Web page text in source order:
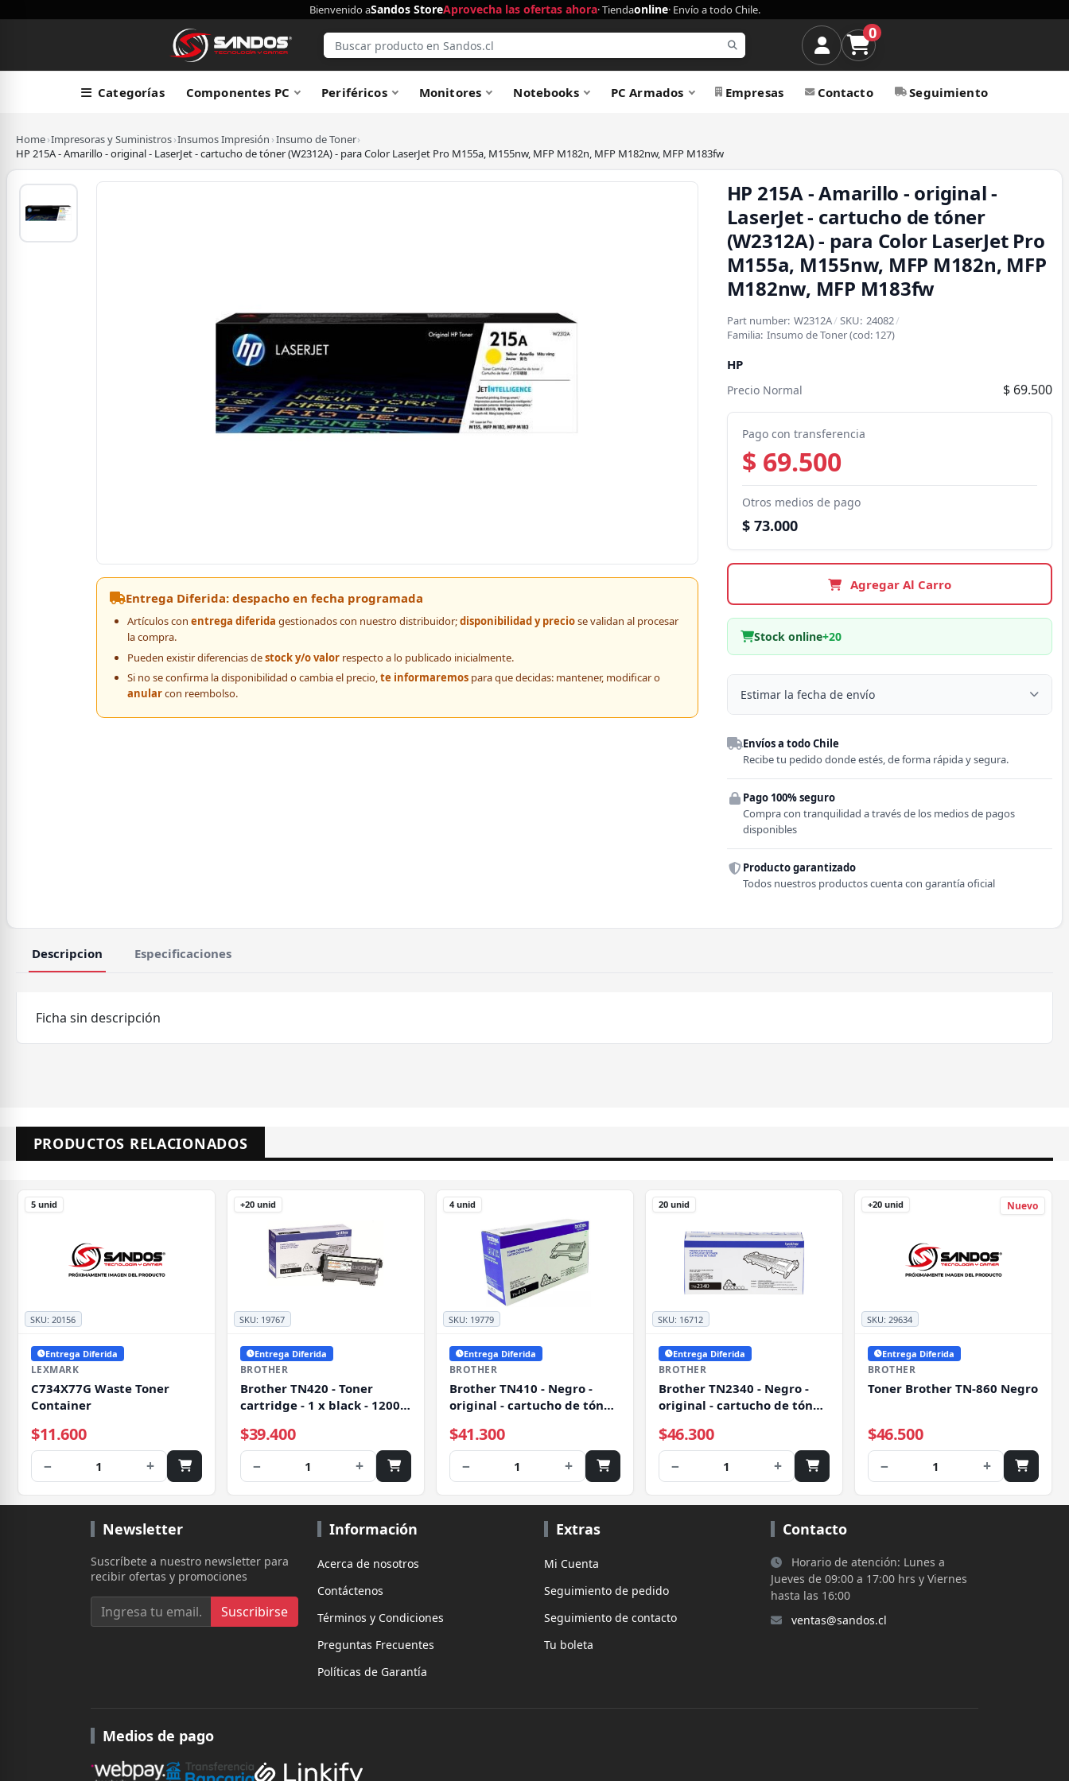
Bienvenido aSandos StoreAprovecha las ofertas ahora· Tiendaonline· Envío a todo Chile.
0
Categorías Componentes PC Periféricos Monitores Notebooks PC Armados Empresas Contacto Seguimiento
Home›Impresoras y Suministros›Insumos Impresión ›Insumo de Toner›
HP 215A - Amarillo - original - LaserJet - cartucho de tóner (W2312A) - para Color LaserJet Pro M155a, M155nw, MFP M182n, MFP M182nw, MFP M183fw
Entrega Diferida: despacho en fecha programada
Artículos con entrega diferida gestionados con nuestro distribuidor;disponibilidad y preciose validan al procesar
la compra.
Pueden existir diferencias destock y/o valorrespecto a lo publicado inicialmente.
Si no se confirma la disponibilidad o cambia el precio,te informaremospara que decidas: mantener, modificar o
anularcon reembolso.
HP 215A - Amarillo - original -
LaserJet - cartucho de tóner
(W2312A) - para Color LaserJet Pro
M155a, M155nw, MFP M182n, MFP
M182nw, MFP M183fw
Part number: W2312A/SKU: 24082/
Familia: Insumo de Toner(cod: 127)
HP
Precio Normal $ 69.500
Pago con transferencia
$ 69.500
Otros medios de pago
$ 73.000
Agregar Al Carro
Stock online+20
Estimar la fecha de envío
Región
Comuna
Envíos a todo Chile
Recibe tu pedido donde estés, de forma rápida y segura.
Pago 100% seguro
Compra con tranquilidad a través de los medios de pagos
disponibles
Producto garantizado
Todos nuestros productos cuenta con garantía oficial
Descripcion Especificaciones
Ficha sin descripción
PRODUCTOS RELACIONADOS
SKU: 20156
5 unid
Entrega Diferida
LEXMARK
C734X77G Waste Toner
Container
$11.600
− 1 +
SKU: 19767
+20 unid
Entrega Diferida
BROTHER
Brother TN420 - Toner
cartridge - 1 x black - 1200
$39.400
− 1 +
SKU: 19779
4 unid
Entrega Diferida
BROTHER
Brother TN410 - Negro -
original - cartucho de tóner
2130
$41.300
− 1 +
SKU: 16712
20 unid
Entrega Diferida
BROTHER
Brother TN2340 - Negro -
original - cartucho de tóner
L2520DW, DCP-L2540DW, HL-
L2360DW, MFC-L2700DW,
MFC-L2720DW, MFC-
$46.300
− 1 +
Nuevo
SKU: 29634
+20 unid
Entrega Diferida
BROTHER
Toner Brother TN-860 Negro
$46.500
− 1 +
Newsletter
Suscríbete a nuestro newsletter para
recibir ofertas y promociones
Suscribirse
Información
Acerca de nosotros
Contáctenos
Términos y Condiciones
Preguntas Frecuentes
Políticas de Garantía
Extras
Mi Cuenta
Seguimiento de pedido
Seguimiento de contacto
Tu boleta
Contacto
Horario de atención: Lunes a
Jueves de 09:00 a 17:00 hrs y Viernes
hasta las 16:00
ventas@sandos.cl
Medios de pago